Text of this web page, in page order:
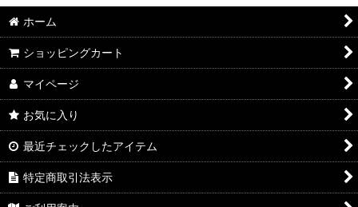
ホーム
ショッピングカート
マイページ
お気に入り
最近チェックしたアイテム
特定商取引法表示